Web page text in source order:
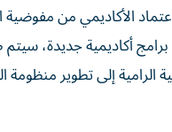
الأكاديمي من مفوضية
أكاديمية جديدة،
خطتها الاستراتيجية الرامية